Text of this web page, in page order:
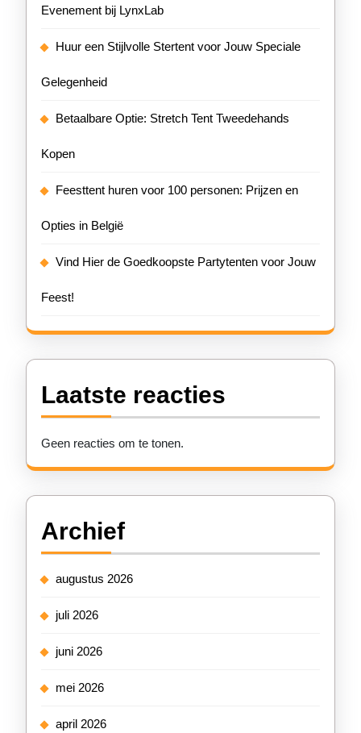
Evenement bij LynxLab
Huur een Stijlvolle Stertent voor Jouw Speciale
Gelegenheid
Betaalbare Optie: Stretch Tent Tweedehands
Kopen
Feesttent huren voor 100 personen: Prijzen en
Opties in België
Vind Hier de Goedkoopste Partytenten voor Jouw
Feest!
Laatste reacties
Geen reacties om te tonen.
Archief
augustus 2026
juli 2026
juni 2026
mei 2026
april 2026